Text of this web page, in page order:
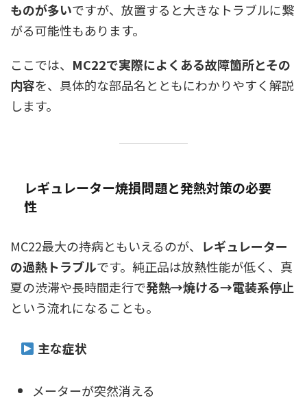
ものが多いですが、放置すると大きなトラブルに繋
がる可能性もあります。
ここでは、 MC22で実際によくある故障箇所とその
内容を、具体的な部品名とともにわかりやすく解説
します。
レギュレーター焼損問題と発熱対策の必要
性
MC22最大の持病ともいえるのが、
レギュレーター
の過熱トラブルです。純正品は放熱性能が低く、真
夏の渋滞や長時間走行で発熱→焼ける→電装系停止
という流れになることも。
主な症状
メーターが突然消える